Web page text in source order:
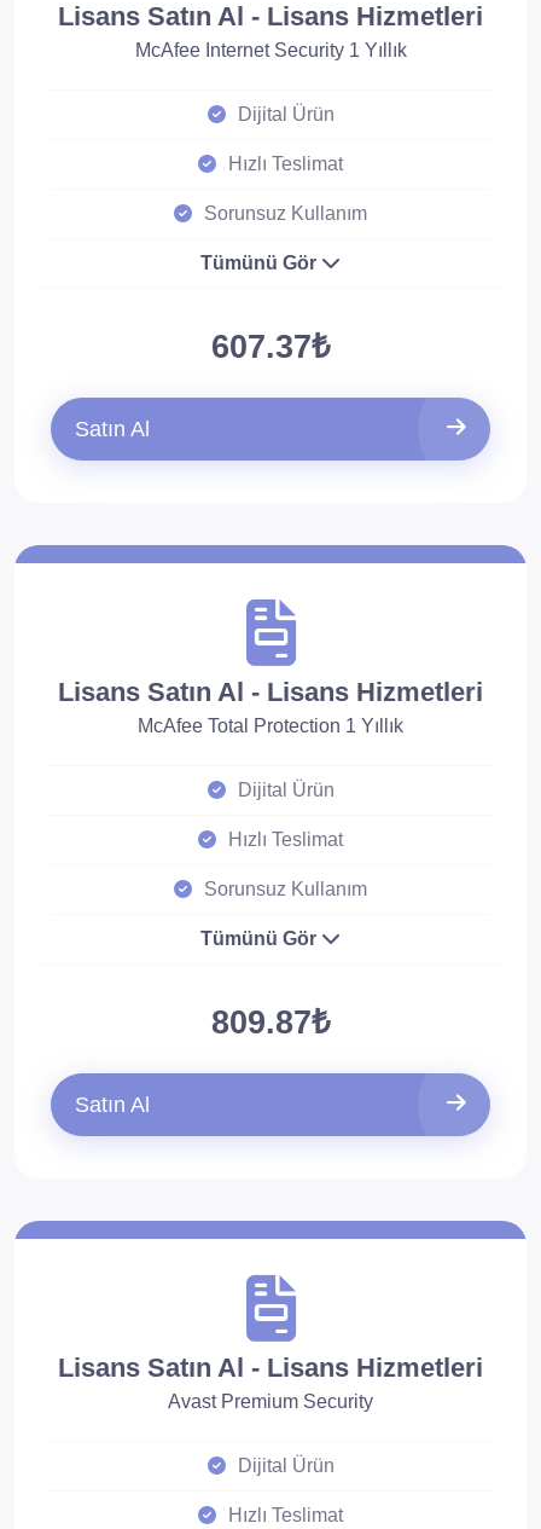
Lisans Satın Al - Lisans Hizmetleri
McAfee Internet Security 1 Yıllık
Dijital Ürün
Hızlı Teslimat
Sorunsuz Kullanım
Tümünü Gör
607.37₺
Satın Al
Lisans Satın Al - Lisans Hizmetleri
McAfee Total Protection 1 Yıllık
Dijital Ürün
Hızlı Teslimat
Sorunsuz Kullanım
Tümünü Gör
809.87₺
Satın Al
Lisans Satın Al - Lisans Hizmetleri
Avast Premium Security
Dijital Ürün
Hızlı Teslimat